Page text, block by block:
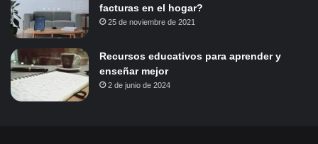
facturas en el hogar?
25 de noviembre de 2021
Recursos educativos para aprender y
enseñar mejor
2 de junio de 2024